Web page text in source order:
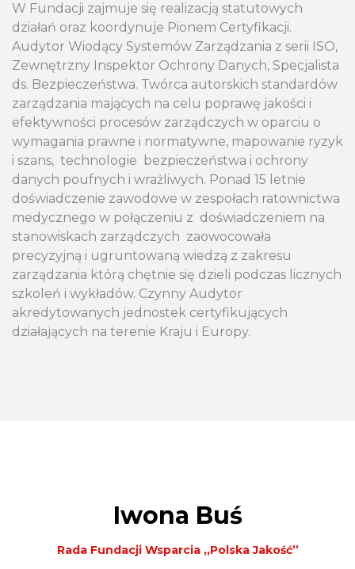
W Fundacji zajmuje się realizacją statutowych
działań oraz koordynuje Pionem Certyfikacji.
Audytor Wiodący Systemów Zarządzania z serii ISO,
Zewnętrzny Inspektor Ochrony Danych, Specjalista
ds. Bezpieczeństwa. Twórca autorskich standardów
zarządzania mających na celu poprawę jakości i
efektywności procesów zarządczych w oparciu o
wymagania prawne i normatywne, mapowanie ryzyk
i szans, technologie
bezpieczeństwa i ochrony
danych poufnych i wrażliwych. Ponad 15 letnie
doświadczenie zawodowe w zespołach ratownictwa
medycznego w połączeniu z doświadczeniem na
stanowiskach zarządczych zaowocowała
precyzyjną i ugruntowaną wiedzą z zakresu
zarządzania którą chętnie się dzieli podczas licznych
szkoleń i wykładów. Czynny Audytor
akredytowanych jednostek certyfikujących
działających na terenie Kraju i Europy.
Iwona Buś
Rada Fundacji Wsparcia ,,Polska Jakość’’